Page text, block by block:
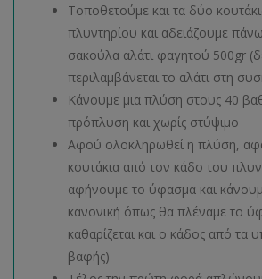
Τοποθετούμε και τα δύο
πλυντηρίου και αδειάζουμε
σακούλα αλάτι φαγητού 500gr
περιλαμβάνεται το αλάτι στη
Κάνουμε μια πλύση στους 40
πρόπλυση και χωρίς στύψιμο
Αφού ολοκληρωθεί η πλύση,
κουτάκια από τον κάδο του
αφήνουμε το ύφασμα και
κανονική όπως θα πλέναμε το
καθαρίζεται και ο κάδος από τα
βαφής)